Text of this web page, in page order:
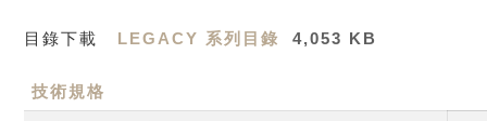
目錄下載 LEGACY 系列目錄 4,053 KB
技術規格